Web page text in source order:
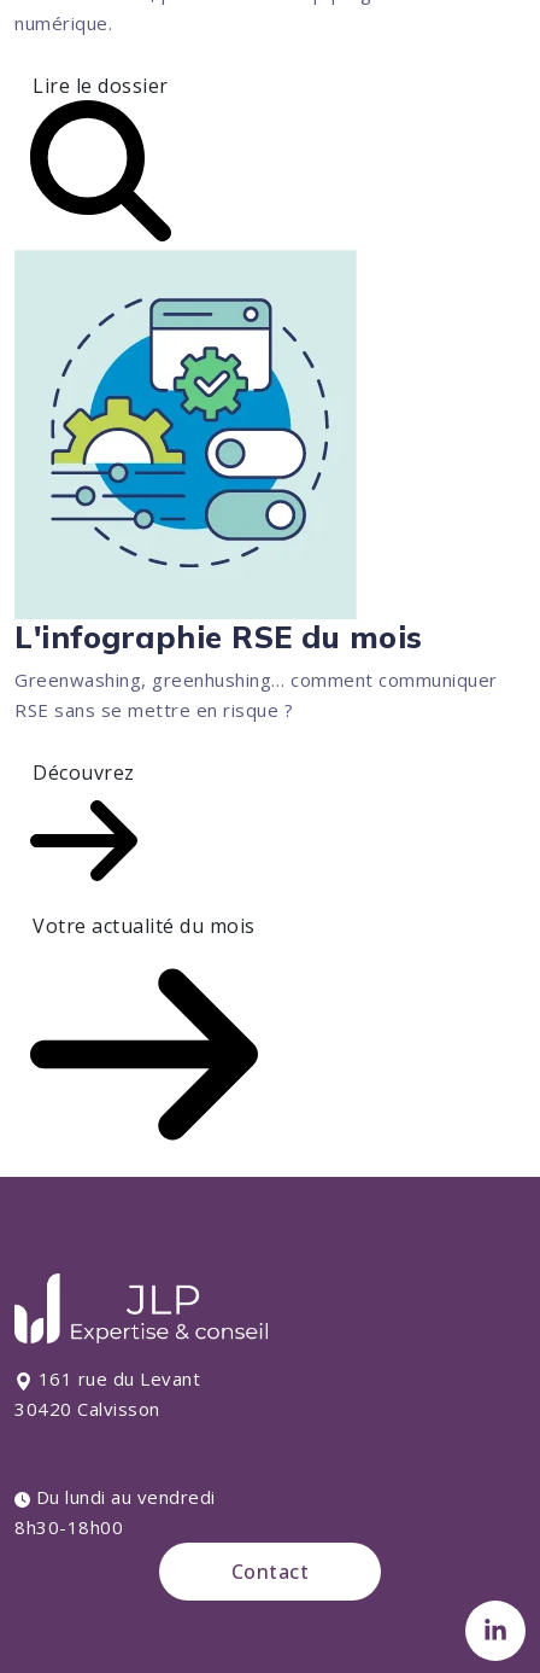
numérique.
Lire le dossier
L'infographie RSE du mois
Greenwashing, greenhushing… comment communiquer
RSE sans se mettre en risque ?
Découvrez
Votre actualité du mois
161 rue du Levant
30420 Calvisson
Du lundi au vendredi
8h30-18h00
Contact